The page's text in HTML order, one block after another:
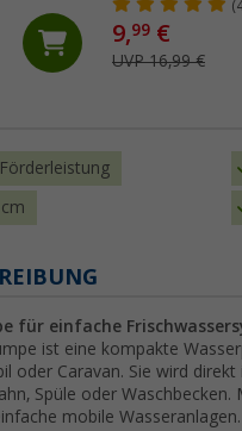
l/min
9,99 €
UVP 16,99 €
für einfache
ist eine kompakte
oder Caravan. Sie wird
Spüle oder
mobile